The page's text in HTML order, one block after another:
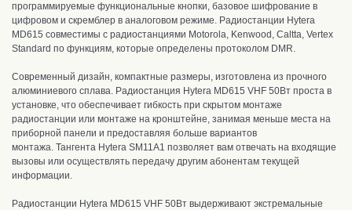
программируемые функциональные кнопки, базовое шифрование в
цифровом и скремблер в аналоговом режиме. Радиостанции Hytera
MD615 совместимы с радиостанциями Motorola, Kenwood, Caltta, Vertex
Standard по функциям, которые определены протоколом DMR.
Современный дизайн, компактные размеры, изготовлена из прочного
алюминиевого сплава. Радиостанция Hytera MD615 VHF 50Вт проста в
установке, что обеспечивает гибкость при скрытом монтаже
радиостанции или монтаже на кронштейне, занимая меньше места на
приборной панели и предоставляя больше вариантов
монтажа. Тангента Hytera SM11A1 позволяет вам отвечать на входящие
вызовы или осуществлять передачу другим абонентам текущей
информации.
Радиостанции Hytera MD615 VHF 50Вт выдерживают экстремальные